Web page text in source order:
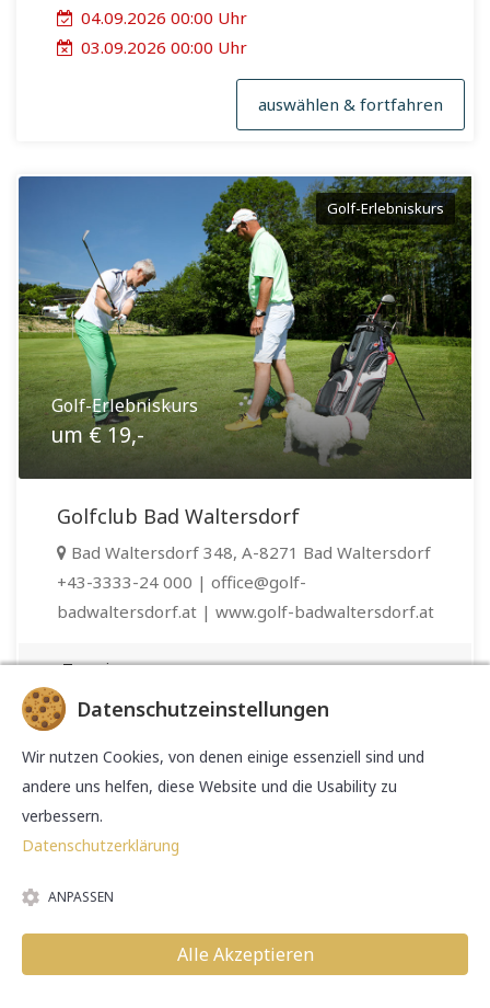
04.09.2026 00:00 Uhr
03.09.2026 00:00 Uhr
auswählen & fortfahren
Golf-Erlebniskurs
Golf-Erlebniskurs
um € 19,-
Golfclub Bad Waltersdorf
Bad Waltersdorf 348, A-8271 Bad Waltersdorf
+43-3333-24 000 | office@golf-
badwaltersdorf.at | www.golf-badwaltersdorf.at
Termin
05.09.2026 10:00 bis 13:00 Uhr
frei
Professional Tim Robinson
03.09.2026 14:00 Uhr
Datenschutzeinstellungen
Wir nutzen Cookies, von denen einige essenziell sind und
andere uns helfen, diese Website und die Usability zu
verbessern.
Datenschutzerklärung
ANPASSEN
Alle Akzeptieren